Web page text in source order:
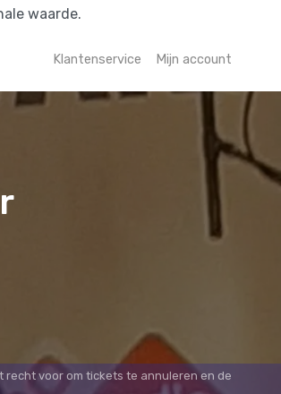
waarde.
Klantenservice Mijn account
voor om tickets te annuleren en de